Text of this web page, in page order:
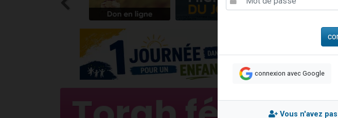
30 personnes viennent de faire un don pour
Il reste 49 places pour étudier en groupe sur
12 nouvelles musiques dans Torah-Box Music
3 personnes viennent de nous rejoindre sur
2 personnes viennent de nous rejoindre sur
3 personnes viennent de nous rejoindre sur
2 nouvelles musiques dans Torah-Box Music
8 personnes viennent de faire un don pour
connexion avec Google
Vous n'avez